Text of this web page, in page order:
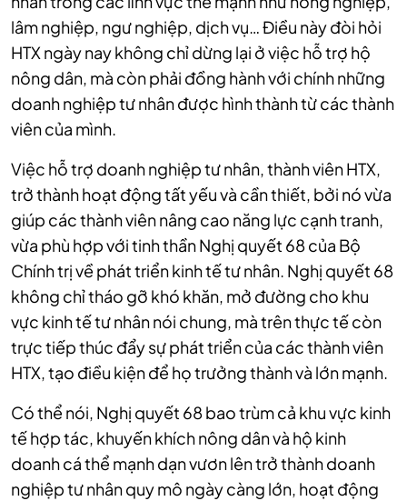
lâm nghiệp, ngư nghiệp, dịch vụ… Điều này đòi hỏi
HTX ngày nay không chỉ dừng lại ở việc hỗ trợ hộ
nông dân, mà còn phải đồng hành với chính những
doanh nghiệp tư nhân được hình thành từ các thành
viên của mình.
Việc hỗ trợ doanh nghiệp tư nhân, thành viên HTX,
trở thành hoạt động tất yếu và cần thiết, bởi nó vừa
giúp các thành viên nâng cao năng lực cạnh tranh,
vừa phù hợp với tinh thần Nghị quyết 68 của Bộ
Chính trị về phát triển kinh tế tư nhân. Nghị quyết 68
không chỉ tháo gỡ khó khăn, mở đường cho khu
vực kinh tế tư nhân nói chung, mà trên thực tế còn
trực tiếp thúc đẩy sự phát triển của các thành viên
HTX, tạo điều kiện để họ trưởng thành và lớn mạnh.
Có thể nói, Nghị quyết 68 bao trùm cả khu vực kinh
tế hợp tác, khuyến khích nông dân và hộ kinh
doanh cá thể mạnh dạn vươn lên trở thành doanh
nghiệp tư nhân quy mô ngày càng lớn, hoạt động